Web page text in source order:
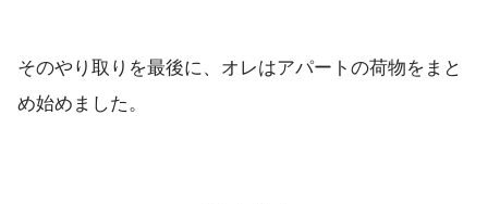
そのやり取りを最後に、オレはアパートの荷物をまと
め始めました。